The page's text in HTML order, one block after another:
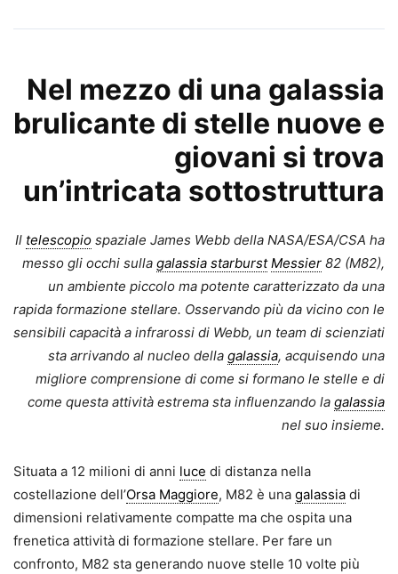
Nel mezzo di una galassia
brulicante di stelle nuove e
giovani si trova
un’intricata sottostruttura
Il telescopio spaziale James Webb della NASA/ESA/CSA ha
messo gli occhi sulla galassia starburst Messier 82 (M82),
un ambiente piccolo ma potente caratterizzato da una
rapida formazione stellare. Osservando più da vicino con le
sensibili capacità a infrarossi di Webb, un team di scienziati
sta arrivando al nucleo della galassia, acquisendo una
migliore comprensione di come si formano le stelle e di
come questa attività estrema sta influenzando la galassia
nel suo insieme.
Situata a 12 milioni di anni luce di distanza nella
costellazione dell’Orsa Maggiore, M82 è una galassia di
dimensioni relativamente compatte ma che ospita una
frenetica attività di formazione stellare. Per fare un
confronto, M82 sta generando nuove stelle 10 volte più